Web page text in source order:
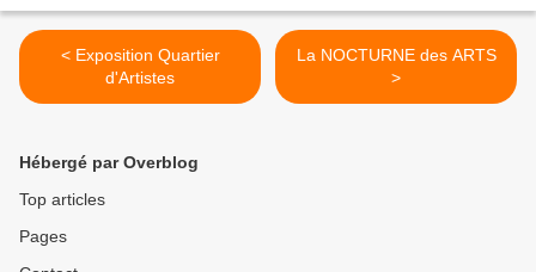
< Exposition Quartier
d'Artistes
La NOCTURNE des ARTS
>
Hébergé par Overblog
Top articles
Pages